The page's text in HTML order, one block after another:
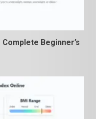
Beginner’s